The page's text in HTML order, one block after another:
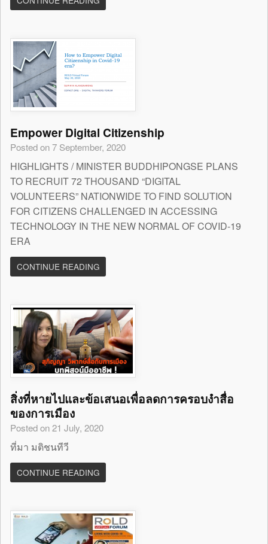
Empower Digital Citizenship
Posted on 7 September, 2020
HIGHLIGHTS / MINISTER BUDDHIPONGSE PLANS
TO RECRUIT 72 THOUSAND “DIGITAL
VOLUNTEERS” NATIONWIDE TO FIND SOLUTION
FOR CITIZENS CHALLENGED IN ACCESSING
TECHNOLOGY IN THE NEW NORMAL OF COVID-19
ERA
CONTINUE READING
สิ่งที่หายไปและข้อเสนอเพื่อลดการครอบงำสื่อ
ของการเมือง
Posted on 21 July, 2020
ที่มา มติชนทีวี
CONTINUE READING